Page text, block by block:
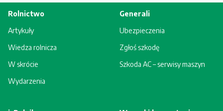
Rolnictwo
Artykuły
Wiedza rolnicza
W skrócie
Wydarzenia
Generali
Ubezpieczenia
Zgłoś szkodę
Szkoda AC – serwisy maszyn